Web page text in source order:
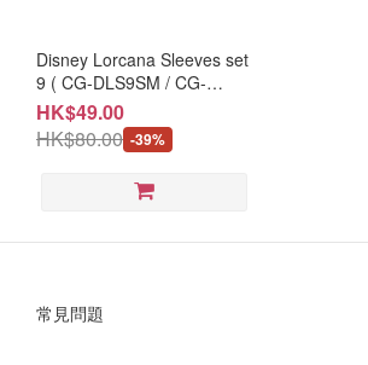
Disney Lorcana Sleeves set
9 ( CG-DLS9SM / CG-
DLS9SI )
HK$49.00
HK$80.00 -39%
常見問題